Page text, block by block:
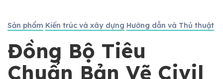
Sản phẩm Kiến trúc và xây dựng Hướng dẫn và Thủ thuật
Đồng Bộ Tiêu
Chuẩn Bản Vẽ Civil